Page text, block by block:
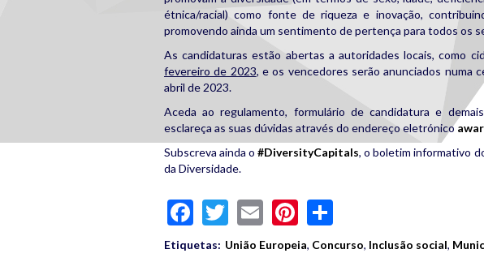
étnica/racial) como fonte de riqueza e inovação,
promovendo ainda um sentimento de pertença para todos os
As candidaturas estão abertas a autoridades locais, como
fevereiro de 2023, e os vencedores serão anunciados numa
abril de 2023.
Aceda ao regulamento, formulário de candidatura e
esclareça as suas dúvidas através do endereço eletrónico
Subscreva ainda o#DiversityCapitals, o boletim informativo
da Diversidade.
Facebook
Twitter
EmailPinterest
Etiquetas: União Europeia, Concurso, Inclusão social,